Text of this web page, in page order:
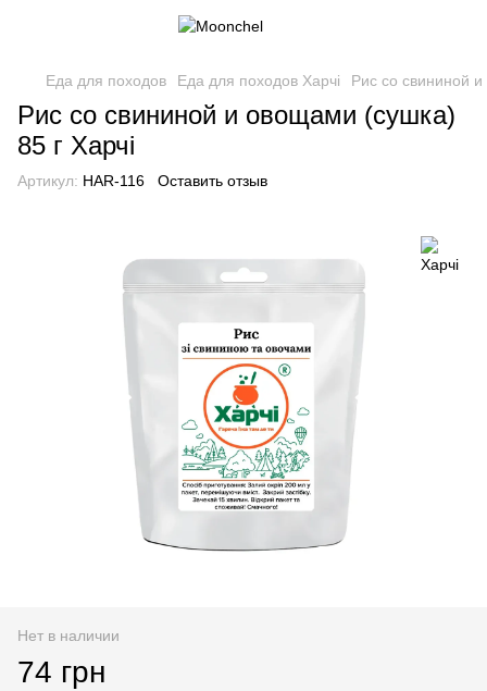
Еда для походов Еда для походов Харчі Рис со свининой
Рис со свининой и овощами (сушка)
85 г Харчі
Артикул: HAR-116 Оставить отзыв
Нет в наличии
74 грн